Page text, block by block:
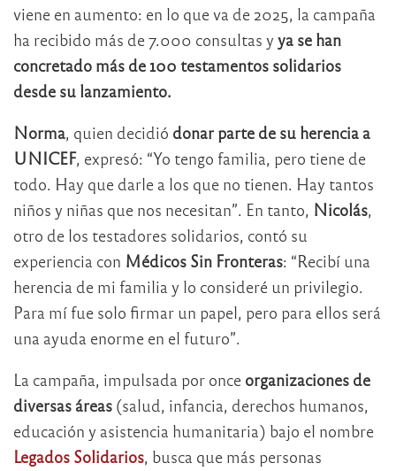
viene en aumento: en lo que va de 2025, la campaña
ha recibido más de 7.000 consultas y ya se han
concretado más de 100 testamentos solidarios
desde su lanzamiento.
Norma, quien decidió donar parte de su herencia a
UNICEF, expresó: “Yo tengo familia, pero tiene de
todo. Hay que darle a los que no tienen. Hay tantos
niños y niñas que nos necesitan”. En tanto, Nicolás,
otro de los testadores solidarios, contó su
experiencia con Médicos Sin Fronteras: “Recibí una
herencia de mi familia y lo consideré un privilegio.
Para mí fue solo firmar un papel, pero para ellos será
una ayuda enorme en el futuro”.
La campaña, impulsada por once organizaciones de
diversas áreas (salud, infancia, derechos humanos,
educación y asistencia humanitaria) bajo el nombre
Legados Solidarios, busca que más personas